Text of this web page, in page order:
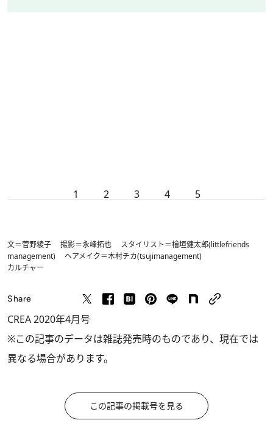
1 2 3 4 5
文＝菅野綾子 撮影＝永峰拓也 スタイリスト＝檜垣健太郎(littlefriends
management) ヘアメイク＝木村チカ(tsujimanagement)
カルチャー
Share
CREA 2020年4月号
※この記事のデータは雑誌発売時のものであり、現在では
異なる場合があります。
この記事の掲載号を見る